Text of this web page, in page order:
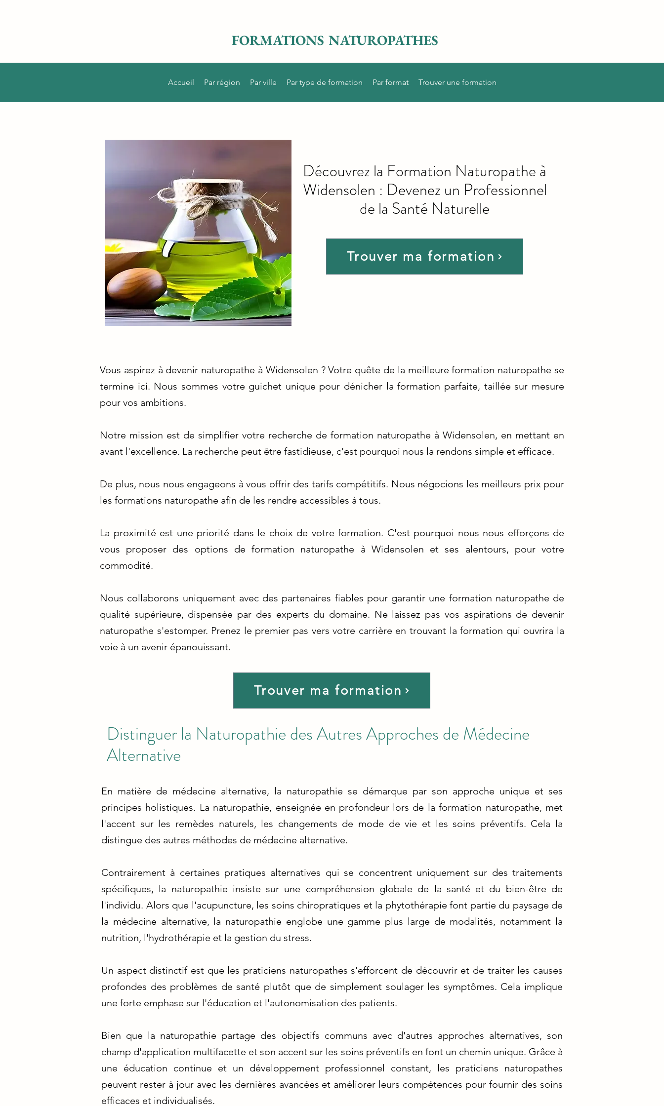
FORMATIONS NATUROPATHES
Accueil Par région Par ville Par type de formation Par format Trouver une formation
Trouver ma formation
Découvrez la Formation Naturopathe à
Widensolen : Devenez un Professionnel
de la Santé Naturelle
Vous aspirez à devenir naturopathe à Widensolen ? Votre quête de la meilleure formation naturopathe se
termine ici. Nous sommes votre guichet unique pour dénicher la formation parfaite, taillée sur mesure
pour vos ambitions.
Notre mission est de simplifier votre recherche de formation naturopathe à Widensolen, en mettant en
avant l'excellence. La recherche peut être fastidieuse, c'est pourquoi nous la rendons simple et efficace.
De plus, nous nous engageons à vous offrir des tarifs compétitifs. Nous négocions les meilleurs prix pour
les formations naturopathe afin de les rendre accessibles à tous.
La proximité est une priorité dans le choix de votre formation. C'est pourquoi nous nous efforçons de
vous proposer des options de formation naturopathe à Widensolen et ses alentours, pour votre
commodité.
Nous collaborons uniquement avec des partenaires fiables pour garantir une formation naturopathe de
qualité supérieure, dispensée par des experts du domaine. Ne laissez pas vos aspirations de devenir
naturopathe s'estomper. Prenez le premier pas vers votre carrière en trouvant la formation qui ouvrira la
voie à un avenir épanouissant.
Trouver ma formation
Distinguer la Naturopathie des Autres Approches de Médecine
Alternative
En matière de médecine alternative, la naturopathie se démarque par son approche unique et ses
principes holistiques. La naturopathie, enseignée en profondeur lors de la formation naturopathe, met
l'accent sur les remèdes naturels, les changements de mode de vie et les soins préventifs. Cela la
distingue des autres méthodes de médecine alternative.
Contrairement à certaines pratiques alternatives qui se concentrent uniquement sur des traitements
spécifiques, la naturopathie insiste sur une compréhension globale de la santé et du bien-être de
l'individu. Alors que l'acupuncture, les soins chiropratiques et la phytothérapie font partie du paysage de
la médecine alternative, la naturopathie englobe une gamme plus large de modalités, notamment la
nutrition, l'hydrothérapie et la gestion du stress.
Un aspect distinctif est que les praticiens naturopathes s'efforcent de découvrir et de traiter les causes
profondes des problèmes de santé plutôt que de simplement soulager les symptômes. Cela implique
une forte emphase sur l'éducation et l'autonomisation des patients.
Bien que la naturopathie partage des objectifs communs avec d'autres approches alternatives, son
champ d'application multifacette et son accent sur les soins préventifs en font un chemin unique. Grâce à
une éducation continue et un développement professionnel constant, les praticiens naturopathes
peuvent rester à jour avec les dernières avancées et améliorer leurs compétences pour fournir des soins
efficaces et individualisés.